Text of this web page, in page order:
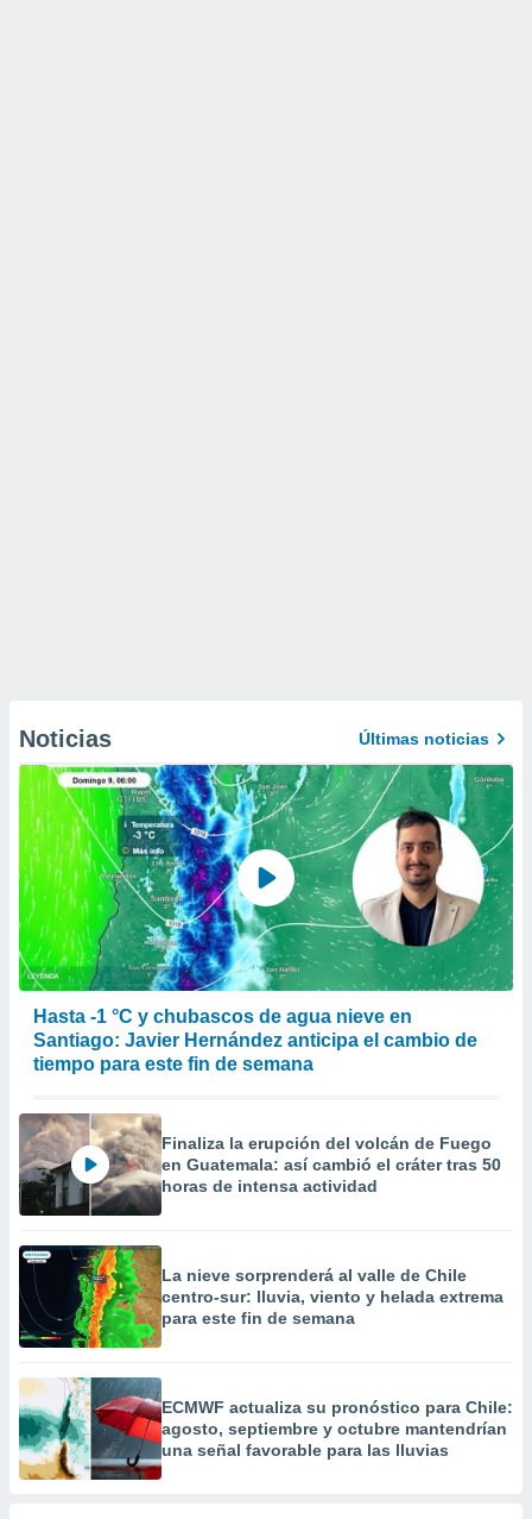
Noticias Últimas noticias
Hasta -1 °C y chubascos de agua nieve en
Santiago: Javier Hernández anticipa el cambio de
tiempo para este fin de semana
Finaliza la erupción del volcán de Fuego
en Guatemala: así cambió el cráter tras 50
horas de intensa actividad
La nieve sorprenderá al valle de Chile
centro-sur: lluvia, viento y helada extrema
para este fin de semana
ECMWF actualiza su pronóstico para Chile:
agosto, septiembre y octubre mantendrían
una señal favorable para las lluvias